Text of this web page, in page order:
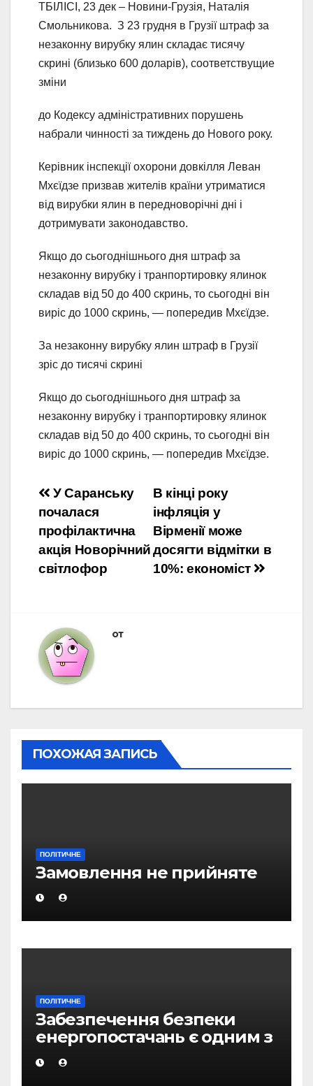
ТБІЛІСІ, 23 дек – Новини-Грузія, Наталія
Смольникова. З 23 грудня в Грузії штраф за
незаконну вирубку ялин складає тисячу
скрині (близько 600 доларів), соответствущие
зміни
до Кодексу адміністративних порушень
набрали чинності за тиждень до Нового року.
Керівник інспекції охорони довкілля Леван
Мхєїдзе призвав жителів країни утриматися
від вирубки ялин в передноворічні дні і
дотримувати законодавство.
Якщо до сьогоднішнього дня штраф за
незаконну вирубку і транпортировку ялинок
складав від 50 до 400 скринь, то сьогодні він
виріс до 1000 скринь, — попередив Мхєїдзе.
За незаконну вирубку ялин штраф в Грузії
зріс до тисячі скрині
Якщо до сьогоднішнього дня штраф за
незаконну вирубку і транпортировку ялинок
складав від 50 до 400 скринь, то сьогодні він
виріс до 1000 скринь, — попередив Мхєїдзе.
Навигация
по
записям
В кінці року
інфляція у
Вірменії може
досягти відмітки в
10%: економіст
У Саранську
почалася
профілактична
акція Новорічний
світлофор
от
ПОХОЖАЯ ЗАПИСЬ
ПОЛІТИЧНЕ
Замовлення не прийняте
ПОЛІТИЧНЕ
Забезпечення безпеки
енергопостачань є одним з
головних пріоритетів в
глобальному порядку